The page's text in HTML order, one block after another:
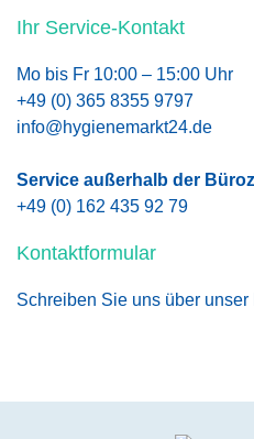
Ihr Service-Kontakt
Mo bis Fr 10:00 – 15:00 Uhr
+49 (0) 365 8355 9797
info@hygienemarkt24.de
Service außerhalb der
+49 (0) 162 435 92 79
Kontaktformular
Schreiben Sie uns über unser